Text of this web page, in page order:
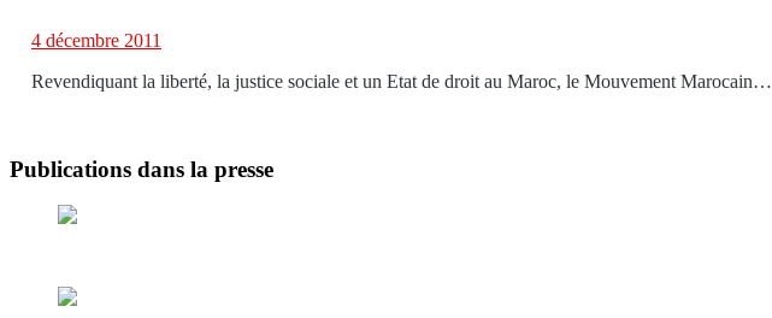
4 décembre 2011
Revendiquant la liberté, la justice sociale et un Etat de droit au Maroc, le Mouvement Marocain…
Publications dans la presse